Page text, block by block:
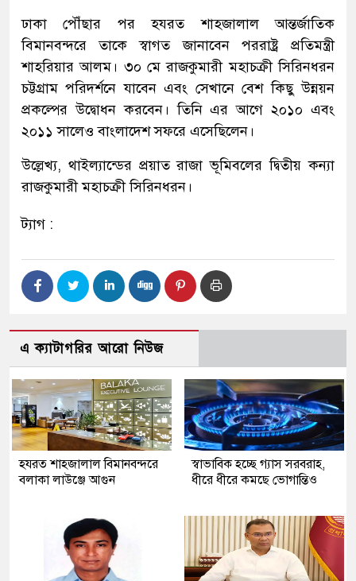
ঢাকা পৌঁছার পর হযরত শাহজালাল আন্তর্জাতিক
বিমানবন্দরে তাকে স্বাগত জানাবেন পররাষ্ট্র প্রতিমন্ত্রী
শাহরিয়ার আলম। ৩০ মে রাজকুমারী মহাচক্রী সিরিনধরন
চট্টগ্রাম পরিদর্শনে যাবেন এবং সেখানে বেশ কিছু উন্নয়ন
প্রকল্পের উদ্বোধন করবেন। তিনি এর আগে ২০১০ এবং
২০১১ সালেও বাংলাদেশ সফরে এসেছিলেন।
উল্লেখ্য, থাইল্যান্ডের প্রয়াত রাজা ভূমিবলের দ্বিতীয় কন্যা
রাজকুমারী মহাচক্রী সিরিনধরন।
ট্যাগ :
এ ক্যাটাগরির আরো নিউজ
হযরত শাহজালাল বিমানবন্দরে
বলাকা লাউঞ্জে আগুন
স্বাভাবিক হচ্ছে গ্যাস সরবরাহ,
ধীরে ধীরে কমছে ভোগান্তিও